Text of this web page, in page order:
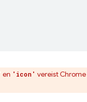
en 'icon' vereist Chrome